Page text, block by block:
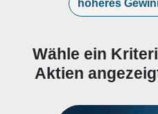
höheres
Wähle ein
Aktien